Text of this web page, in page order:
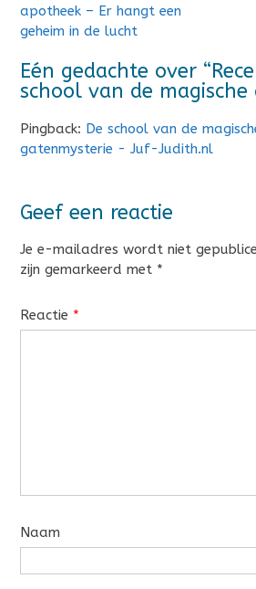
navigatie
apotheek – Er hangt een
geheim in de lucht
Eén gedachte over “
school van de magische
Pingback: De school van de
gatenmysterie - Juf-Judith.nl
Geef een reactie
Je e-mailadres wordt niet
zijn gemarkeerd met *
Reactie *
Naam